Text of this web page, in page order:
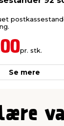
pr. stk.
Se mere